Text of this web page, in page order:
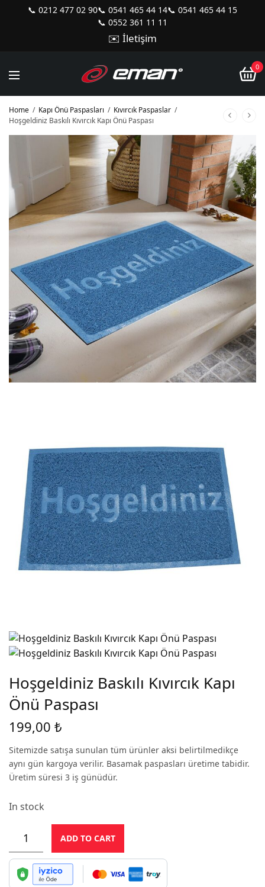
📞 0212 477 02 90📞 0541 465 44 14📞 0541 465 44 15
📞 0552 361 11 11
✉️ İletişim
0
Home / Kapı Önü Paspasları / Kıvırcık Paspaslar /
Hoşgeldiniz Baskılı Kıvırcık Kapı Önü Paspası
Hoşgeldiniz Baskılı Kıvırcık Kapı
Önü Paspası
199,00₺
Sitemizde satışa sunulan tüm ürünler aksi belirtilmedikçe
aynı gün kargoya verilir. Basamak paspasları üretime tabidir.
Üretim süresi 3 iş günüdür.
In stock
ADD TO CART